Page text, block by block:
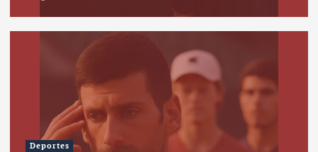
Deportes